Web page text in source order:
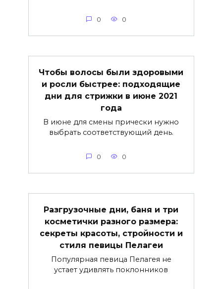
0 0
Чтобы волосы были здоровыми
и росли быстрее: подходящие
дни для стрижки в июне 2021
года
В июне для смены прически нужно
выбрать соответствующий день.
0 0
Разгрузочные дни, баня и три
косметички разного размера:
секреты красоты, стройности и
стиля певицы Пелагеи
Популярная певица Пелагея не
устает удивлять поклонников